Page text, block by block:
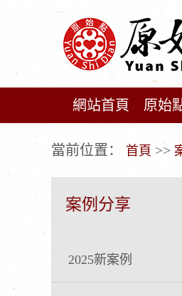
網站首頁 原始
當前位置： 首頁 >>
案例分享
2025新案例